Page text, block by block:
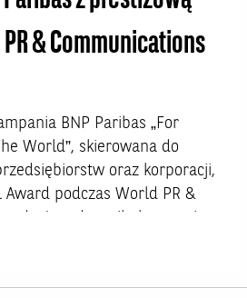
& Communications
BNP Paribas „For
World”, skierowana do
oraz korporacji,
Award podczas World PR &
Jury doceniło kampanię
historii europejskich
realną współpracę z